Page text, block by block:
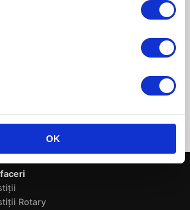
OK
Nam sed posuere libero.
felis ut porta tristique,
felis, eget scelerisque
Rotary